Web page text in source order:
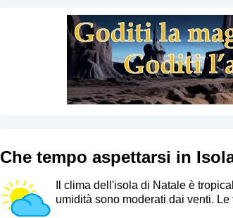
Che tempo aspettarsi in
Il clima dell'isola di Natale è
umidità sono moderati dai venti.